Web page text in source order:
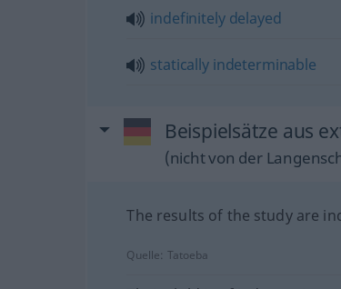
indefinitely delayed
statically indeterminable
Beispielsätze aus
(nicht von der
The results of the study are
Quelle: Tatoeba